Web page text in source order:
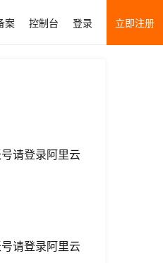
案 控制台 登录 立即注册
请登录阿里云
请登录阿里云